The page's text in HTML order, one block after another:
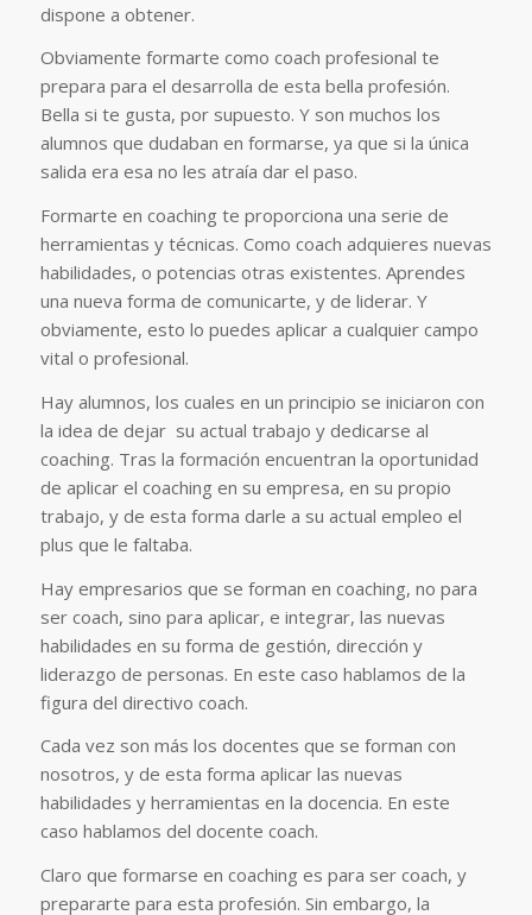
dispone a obtener.
Obviamente formarte como coach profesional te
prepara para el desarrolla de esta bella profesión.
Bella si te gusta, por supuesto. Y son muchos los
alumnos que dudaban en formarse, ya que si la única
salida era esa no les atraía dar el paso.
Formarte en coaching te proporciona una serie de
herramientas y técnicas. Como coach adquieres nuevas
habilidades, o potencias otras existentes. Aprendes
una nueva forma de comunicarte, y de liderar. Y
obviamente, esto lo puedes aplicar a cualquier campo
vital o profesional.
Hay alumnos, los cuales en un principio se iniciaron con
la idea de dejar su actual trabajo y dedicarse al
coaching. Tras la formación encuentran la oportunidad
de aplicar el coaching en su empresa, en su propio
trabajo, y de esta forma darle a su actual empleo el
plus que le faltaba.
Hay empresarios que se forman en coaching, no para
ser coach, sino para aplicar, e integrar, las nuevas
habilidades en su forma de gestión, dirección y
liderazgo de personas. En este caso hablamos de la
figura del directivo coach.
Cada vez son más los docentes que se forman con
nosotros, y de esta forma aplicar las nuevas
habilidades y herramientas en la docencia. En este
caso hablamos del docente coach.
Claro que formarse en coaching es para ser coach, y
prepararte para esta profesión. Sin embargo, la